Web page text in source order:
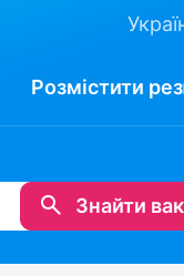
Розмістити
Знайти